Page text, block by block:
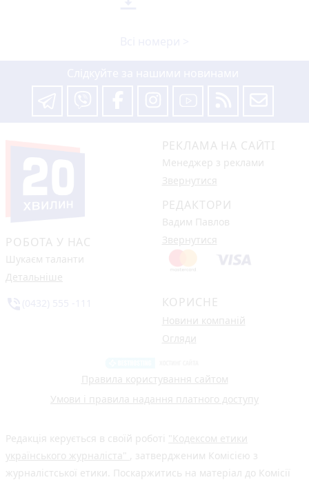
РОБОТА У НАС
Шукаєм таланти
Детальніше
РЕКЛАМА НА САЙТІ
Менеджер з реклами
Звернутися
РЕДАКТОРИ
Вадим Павлов
Звернутися
КОРИСНЕ
Новини компаній
Огляди
Правила користування сайтом
Умови і правила надання платного доступу
Редакція керується в своїй роботі "Кодексом етики
українського журналіста"
, затвердженим Комісією з
журналістської етики. Поскаржитись на матеріал до Комісії